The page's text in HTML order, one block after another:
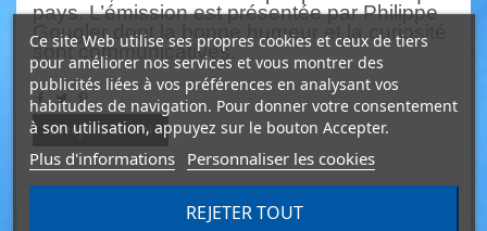
pays.L’émission est présentée par Philippe
Gougler dont la bonne humeur et la curiosité
sont communicati ves.
Envoyer à un ami
Ce site Web utilise ses propres cookies et ceux de tiers
pour améliorer nos services et vous montrer des
publicités liées à vos préférences en analysant vos
habitudes de navigation. Pour donner votre consentement
à son utilisation, appuyez sur le bouton Accepter.
Plus d'informations Personnaliser les cookies
REJETER TOUT